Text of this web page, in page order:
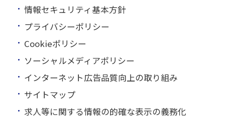
情報セキュリティ基本方針
プライバシーポリシー
Cookieポリシー
ソーシャルメディアポリシー
インターネット広告品質向上の取り組み
サイトマップ
求人等に関する情報の的確な表示の義務化